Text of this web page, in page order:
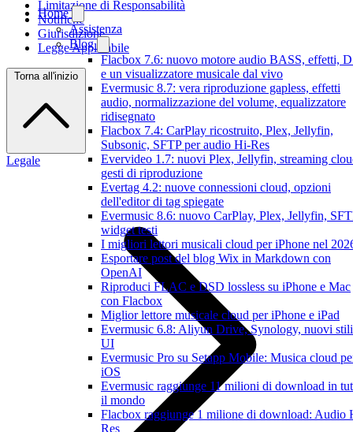
Home
Assistenza
Blog
Flacbox 7.6: nuovo motore audio BASS, effetti,
e un visualizzatore musicale dal vivo
Evermusic 8.7: vera riproduzione gapless, effetti
audio, normalizzazione del volume, equalizzatore
ridisegnato
Flacbox 7.4: CarPlay ricostruito, Plex, Jellyfin,
Subsonic, SFTP per audio Hi-Res
Evervideo 1.7: nuovi Plex, Jellyfin, streaming
gesti di riproduzione
Evertag 4.2: nuove connessioni cloud, opzioni
dell'editor di tag spiegate
Evermusic 8.6: nuovo CarPlay, Plex, Jellyfin,
widget testi
I migliori lettori musicali cloud per iPhone nel
Esportare post del blog Wix in Markdown con
OpenAI
Riproduci FLAC e DSD lossless su iPhone e Mac
con Flacbox
Miglior lettore musicale cloud per iPhone e iPad
Evermusic 6.8: Aliyun Drive, Synology, nuovi stili
UI
Evermusic Pro su Setapp Mobile: Musica cloud
iOS
Evermusic raggiunge 11 milioni di download in
il mondo
Flacbox raggiunge 1 milione di download: Audio
Res
Limitazione di Responsabilità
Notifiche
Giurisdizione
Legge Applicabile
Torna all'inizio
Legale